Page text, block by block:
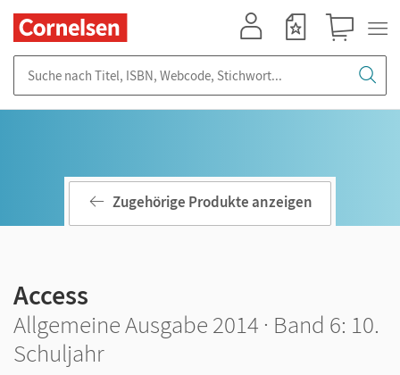
Zugehörige Produkte anzeigen
Access
Allgemeine Ausgabe 2014 · Band 6: 10.
Schuljahr